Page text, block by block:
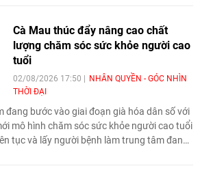
Cà Mau thúc đẩy nâng cao chất
lượng chăm sóc sức khỏe người cao
tuổi
02/08/2026 17:50
NHÂN QUYỀN - GÓC NHÌN
THỜI ĐẠI
đang bước vào giai đoạn già hóa dân số với
mô hình chăm sóc sức khỏe người cao tuổi
tục và lấy người bệnh làm trung tâm đang